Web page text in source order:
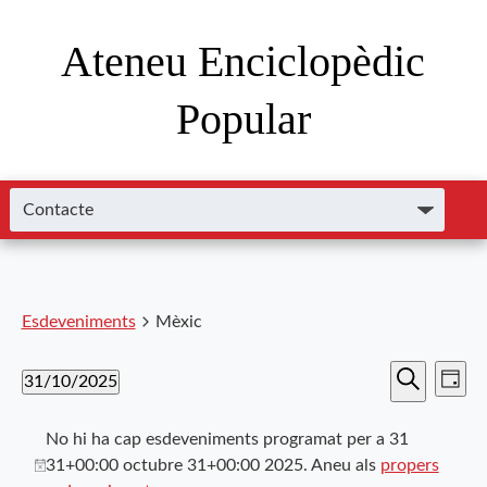
Ateneu Enciclopèdic
Popular
Esdeveniments Mèxic
i
Cerca de
Dia
31/10/2025
una
data.
No hi ha cap esdeveniments programat per a 31
31+00:00 octubre 31+00:00 2025. Aneu als propers